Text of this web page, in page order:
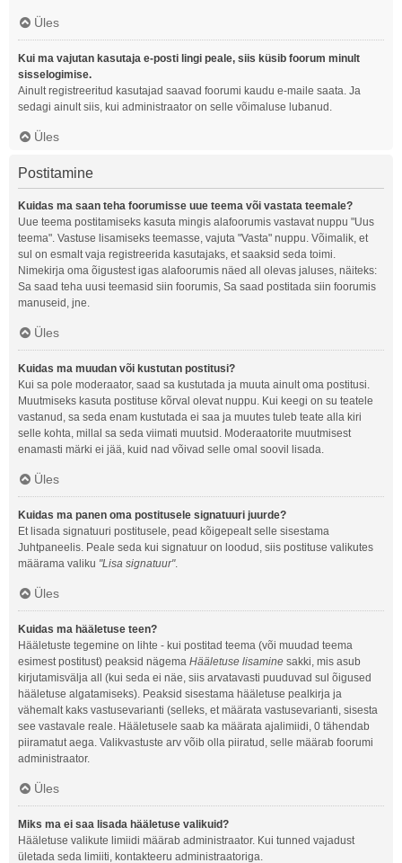
Üles
Kui ma vajutan kasutaja e-posti lingi peale, siis küsib foorum minult
sisselogimise.
Ainult registreeritud kasutajad saavad foorumi kaudu e-maile saata. Ja
sedagi ainult siis, kui administraator on selle võimaluse lubanud.
Üles
Postitamine
Kuidas ma saan teha foorumisse uue teema või vastata teemale?
Uue teema postitamiseks kasuta mingis alafoorumis vastavat nuppu "Uus
teema". Vastuse lisamiseks teemasse, vajuta "Vasta" nuppu. Võimalik, et
sul on esmalt vaja registreerida kasutajaks, et saaksid seda toimi.
Nimekirja oma õigustest igas alafoorumis näed all olevas jaluses, näiteks:
Sa saad teha uusi teemasid siin foorumis, Sa saad postitada siin foorumis
manuseid, jne.
Üles
Kuidas ma muudan või kustutan postitusi?
Kui sa pole moderaator, saad sa kustutada ja muuta ainult oma postitusi.
Muutmiseks kasuta postituse kõrval olevat nuppu. Kui keegi on su teatele
vastanud, sa seda enam kustutada ei saa ja muutes tuleb teate alla kiri
selle kohta, millal sa seda viimati muutsid. Moderaatorite muutmisest
enamasti märki ei jää, kuid nad võivad selle omal soovil lisada.
Üles
Kuidas ma panen oma postitusele signatuuri juurde?
Et lisada signatuuri postitusele, pead kõigepealt selle sisestama
Juhtpaneelis. Peale seda kui signatuur on loodud, siis postituse valikutes
määrama valiku "Lisa signatuur".
Üles
Kuidas ma hääletuse teen?
Hääletuste tegemine on lihte - kui postitad teema (või muudad teema
esimest postitust) peaksid nägema Hääletuse lisamine sakki, mis asub
kirjutamisvälja all (kui seda ei näe, siis arvatavasti puuduvad sul õigused
hääletuse algatamiseks). Peaksid sisestama hääletuse pealkirja ja
vähemalt kaks vastusevarianti (selleks, et määrata vastusevarianti, sisesta
see vastavale reale. Hääletusele saab ka määrata ajalimiidi, 0 tähendab
piiramatut aega. Valikvastuste arv võib olla piiratud, selle määrab foorumi
administraator.
Üles
Miks ma ei saa lisada hääletuse valikuid?
Hääletuse valikute limiidi määrab administraator. Kui tunned vajadust
ületada seda limiiti, kontakteeru administraatoriga.